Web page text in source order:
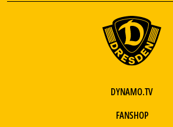
DYNAMO.TV
FANSHOP